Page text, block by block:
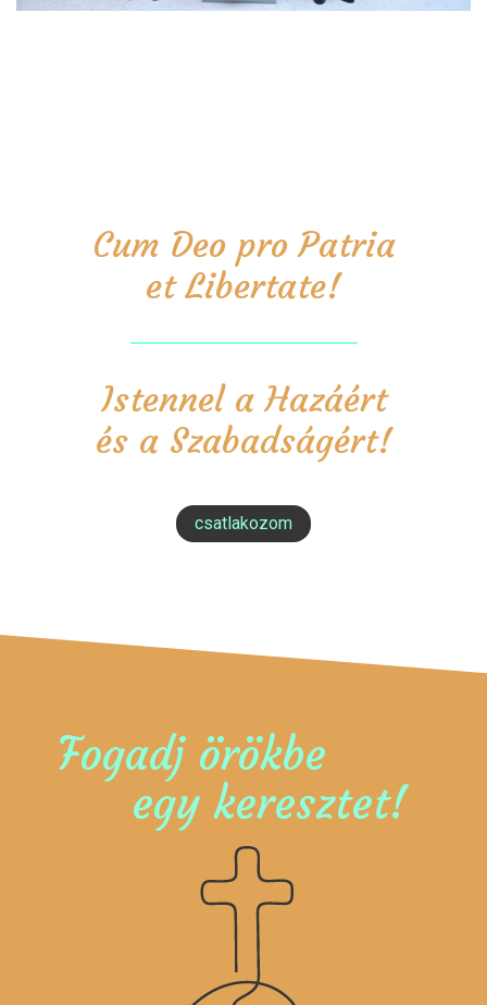
Cum Deo pro Patria
et Libertate!
Istennel a Hazáért
és a Szabadságért!
csatlakozom
Fogadj örökbe
egy keresztet!